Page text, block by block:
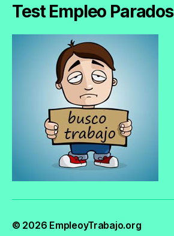
Test Empleo Parados
© 2026 EmpleoyTrabajo.org